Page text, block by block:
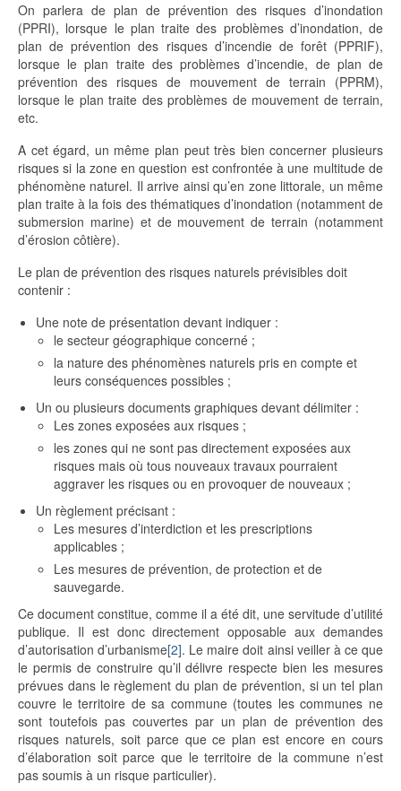
On parlera de plan de prévention des risques d’inondation
(PPRI), lorsque le plan traite des problèmes d’inondation, de
plan de prévention des risques d’incendie de forêt (PPRIF),
lorsque le plan traite des problèmes d’incendie, de plan de
prévention des risques de mouvement de terrain (PPRM),
lorsque le plan traite des problèmes de mouvement de terrain,
etc.
A cet égard, un même plan peut très bien concerner plusieurs
risques si la zone en question est confrontée à une multitude de
phénomène naturel. Il arrive ainsi qu’en zone littorale, un même
plan traite à la fois des thématiques d’inondation (notamment de
submersion marine) et de mouvement de terrain (notamment
d’érosion côtière).
Le plan de prévention des risques naturels prévisibles doit
contenir :
Une note de présentation devant indiquer :
le secteur géographique concerné ;
la nature des phénomènes naturels pris en compte et
leurs conséquences possibles ;
Un ou plusieurs documents graphiques devant délimiter :
Les zones exposées aux risques ;
les zones qui ne sont pas directement exposées aux
risques mais où tous nouveaux travaux pourraient
aggraver les risques ou en provoquer de nouveaux ;
Un règlement précisant :
Les mesures d’interdiction et les prescriptions
applicables ;
Les mesures de prévention, de protection et de
sauvegarde.
Ce document constitue, comme il a été dit, une servitude d’utilité
publique. Il est donc directement opposable aux demandes
d’autorisation d’urbanisme[2]. Le maire doit ainsi veiller à ce que
le permis de construire qu’il délivre respecte bien les mesures
prévues dans le règlement du plan de prévention, si un tel plan
couvre le territoire de sa commune (toutes les communes ne
sont toutefois pas couvertes par un plan de prévention des
risques naturels, soit parce que ce plan est encore en cours
d’élaboration soit parce que le territoire de la commune n’est
pas soumis à un risque particulier).